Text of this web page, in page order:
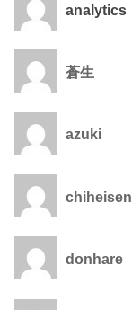
analytics
蒼生
azuki
chiheisen
donhare